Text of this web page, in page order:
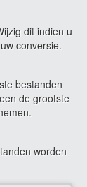
dit indien u
conversie.
bestanden
de grootste
worden